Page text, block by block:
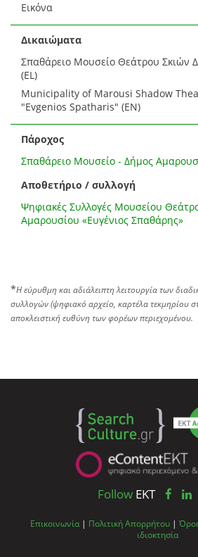
Εικόνα
Δικαιώματα
Σπαθάρειο Μουσείο Θεάτρου Σκιών
(EL)
Municipality of Marousi Shadow
"Evgenios Spatharis" (EN)
Πάροχος
Σπαθάρειο Μουσείο - Δήμος
Αποθετήριο / συλλογή
Ψηφιακές Συλλογές Μουσείου
Αμαρουσίου «Ευγένιος Σπαθάρης»
*Η εύρυθμη και αδιάλειπτη λειτουργία των
συλλογών (ψηφιακό αρχείο, καρτέλα τεκμηρίου
αποκλειστική ευθύνη των φορέων περιεχομένου.
Follow EKT
Επικοινωνία | Πολιτική Απορρήτου |
ιδιοκτησία